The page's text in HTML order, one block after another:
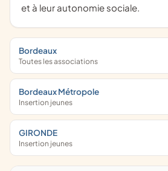
et à leur autonomie sociale.
Bordeaux
Toutes les associations
Bordeaux Métropole
Insertion jeunes
GIRONDE
Insertion jeunes